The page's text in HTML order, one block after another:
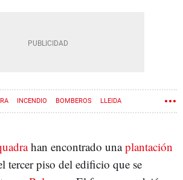
INCENDIO BOMBEROS LLEIDA
han encontrado unaplantación
tercer piso del edificio que se